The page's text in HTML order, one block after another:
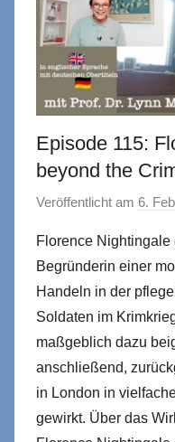
Episode 115:
beyond the
Veröffentlicht am 6.
Florence
Begründerin einer
Handeln in der
Soldaten im
maßgeblich dazu
anschließend,
in London in
gewirkt. Über das